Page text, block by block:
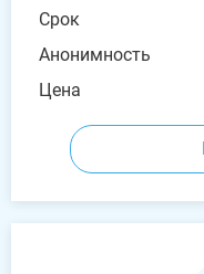
Срок
Анонимность
Цена